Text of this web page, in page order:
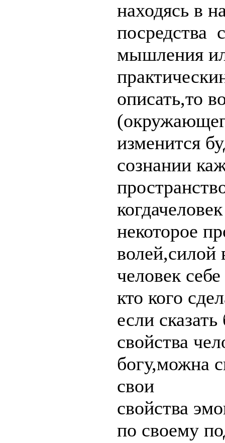
находясь в
посредства
мышления
описать,то
изменится
сознании
некоторое
волей,силой
человек
кто кого
если
свойства
богу,можна
свои
свойства
по своему